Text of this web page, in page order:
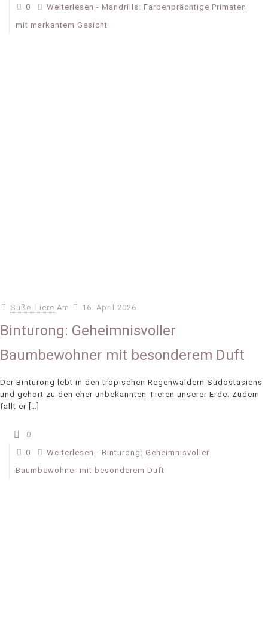
0
Weiterlesen - Mandrills: Farbenprächtige Primaten
mit markantem Gesicht
Süße Tiere Am 16. April 2026
Binturong: Geheimnisvoller
Baumbewohner mit besonderem Duft
Der Binturong lebt in den tropischen Regenwäldern Südostasiens
und gehört zu den eher unbekannten Tieren unserer Erde. Zudem
fällt er […]
0
0
Weiterlesen - Binturong: Geheimnisvoller
Baumbewohner mit besonderem Duft